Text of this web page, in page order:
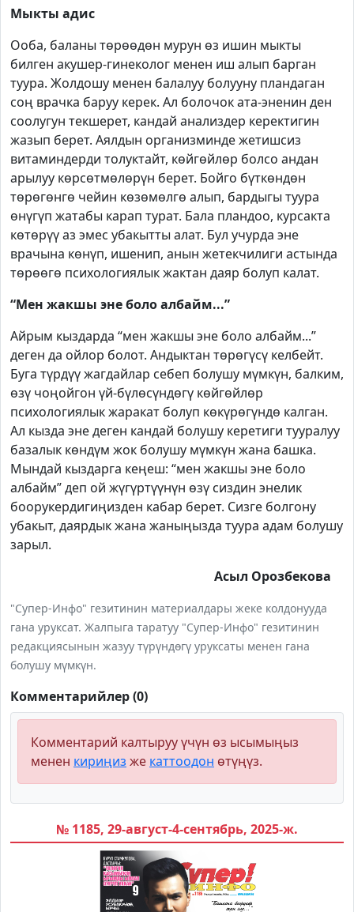
Мыкты адис
Ооба, баланы төрөөдөн мурун өз ишин мыкты
билген акушер-гинеколог менен иш алып барган
туура. Жолдошу менен балалуу болууну пландаган
соң врачка баруу керек. Ал болочок ата-эненин ден
соолугун текшерет, кандай анализдер керектигин
жазып берет. Аялдын организминде жетишсиз
витаминдерди толуктайт, көйгөйлөр болсо андан
арылуу көрсөтмөлөрүн берет. Бойго бүткөндөн
төрөгөнгө чейин көзөмөлгө алып, бардыгы туура
өнүгүп жатабы карап турат. Бала пландоо, курсакта
көтөрүү аз эмес убакытты алат. Бул учурда эне
врачына көнүп, ишенип, анын жетекчилиги астында
төрөөгө психологиялык жактан даяр болуп калат.
“Мен жакшы эне боло албайм...”
Айрым кыздарда “мен жакшы эне боло албайм...”
деген да ойлор болот. Андыктан төрөгүсү келбейт.
Буга түрдүү жагдайлар себеп болушу мүмкүн, балким,
өзү чоңойгон үй-бүлөсүндөгү көйгөйлөр
психологиялык жаракат болуп көкүрөгүндө калган.
Ал кызда эне деген кандай болушу керетиги тууралуу
базалык көндүм жок болушу мүмкүн жана башка.
Мындай кыздарга кеңеш: “мен жакшы эне боло
албайм” деп ой жүгүртүүнүн өзү сиздин энелик
боорукердигиңизден кабар берет. Сизге болгону
убакыт, даярдык жана жаныңызда туура адам болушу
зарыл.
Асыл Орозбекова
"Супер-Инфо" гезитинин материалдары жеке колдонууда
гана уруксат. Жалпыга таратуу "Супер-Инфо" гезитинин
редакциясынын жазуу түрүндөгү уруксаты менен гана
болушу мүмкүн.
Комментарийлер (0)
Комментарий калтыруу үчүн өз ысымыңыз
менен кириңиз же каттоодон өтүңүз.
№ 1185, 29-август-4-сентябрь, 2025-ж.